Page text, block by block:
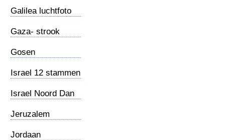
Galilea luchtfoto
Gaza- strook
Gosen
Israel 12 stammen
Israel Noord Dan
Jeruzalem
Jordaan